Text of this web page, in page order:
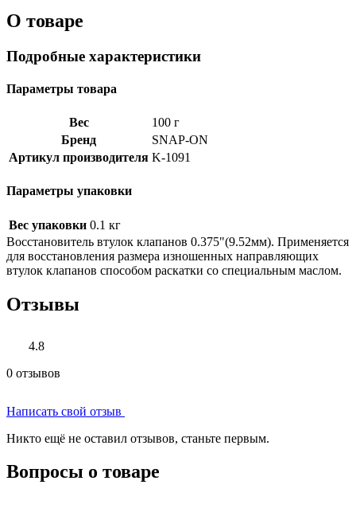
О товаре
Подробные характеристики
Параметры товара
Вес
100 г
Бренд
SNAP-ON
Артикул производителя K-1091
Параметры упаковки
Вес упаковки 0.1 кг
Восстановитель втулок клапанов 0.375"(9.52мм). Применяется
для восстановления размера изношенных направляющих
втулок клапанов способом раскатки со специальным маслом.
Отзывы
4.8
0 отзывов
Написать свой отзыв
Никто ещё не оставил отзывов, станьте первым.
Вопросы о товаре